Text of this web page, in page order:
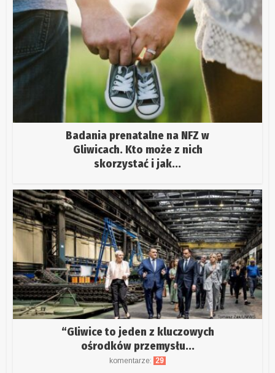
Badania prenatalne na NFZ w
Gliwicach. Kto może z nich
skorzystać i jak...
“Gliwice to jeden z kluczowych
ośrodków przemysłu...
komentarze: 29